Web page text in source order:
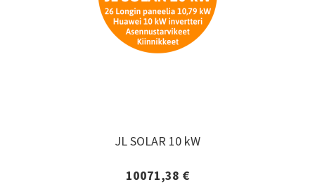
JL SOLAR 10 kW
10071,38 €
JL SOLAR 10 kW
Lisätiedot ja tilaaminen